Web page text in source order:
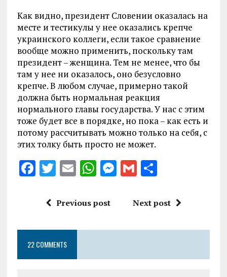
Как видно, президент Словении оказалась на
месте и тестикулы у нее оказались крепче
украинского коллеги, если такое сравнение
вообще можно применить, поскольку там
президент – женщина. Тем не менее, что бы
там у нее ни оказалось, оно безусловно
крепче. В любом случае, примерно такой
должна быть нормальная реакция
нормального главы государства. У нас с этим
тоже будет все в порядке, но пока – как есть и
потому рассчитывать можно только на себя, с
этих толку быть просто не может.
F
ce
o
o
k
T
it
r
E
ai
W
at
A
p
M
g
G
ai
S
a
Previous post Next post
22 COMMENTS